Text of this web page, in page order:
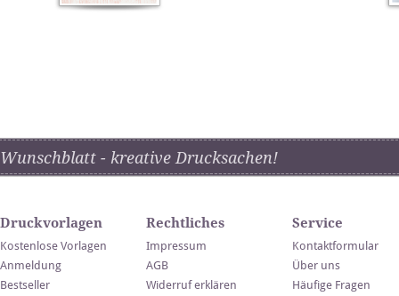
Wunschblatt - kreative Drucksachen!
Druckvorlagen
Kostenlose Vorlagen
Anmeldung
Bestseller
Rechtliches
Impressum
AGB
Widerruf erklären
Service
Kontaktformular
Über uns
Häufige Fragen